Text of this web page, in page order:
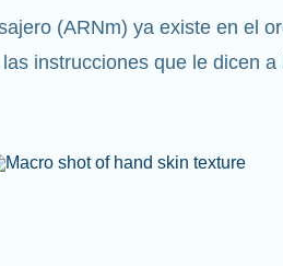
(ARNm) ya existe en el
instrucciones que le dicen